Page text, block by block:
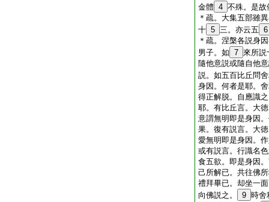
金體 4 不殊。是故
＊疏。大集五部雖
十 5 三。亦云五 6
＊疏。涅槃各説身
男子。如 7 來所説
隨他意説或隨自他
説。如五百比丘問
身因。何者是耶。
得正解脱。自應識
耶。有比丘言。大
意謂無明即是身因
果。復有説言。大
愛無明即是身因。
或有説言。行識名
食五欲。即是身因
己所解已。共往佛
禮拜畢已。却坐一
向佛説之。
9 時舍